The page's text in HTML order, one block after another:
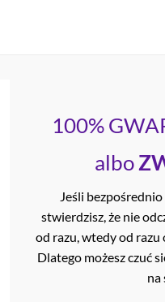
100%
albo
Jeśli
stwierdzisz, że nie
od razu, wtedy od razu
Dlatego możesz czuć
na